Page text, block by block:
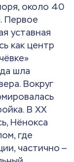
около 40
Первое
уставная
как центр
шла
Вокруг
В XX
Нёнокса
где
частично —